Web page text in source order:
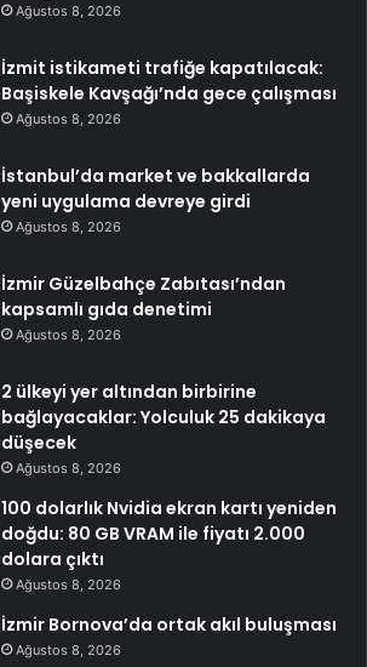
Ağustos 8, 2026
İzmit istikameti trafiğe kapatılacak:
Başiskele Kavşağı’nda gece çalışması
Ağustos 8, 2026
İstanbul’da market ve bakkallarda
yeni uygulama devreye girdi
Ağustos 8, 2026
İzmir Güzelbahçe Zabıtası’ndan
kapsamlı gıda denetimi
Ağustos 8, 2026
2 ülkeyi yer altından birbirine
bağlayacaklar: Yolculuk 25 dakikaya
düşecek
Ağustos 8, 2026
100 dolarlık Nvidia ekran kartı yeniden
doğdu: 80 GB VRAM ile fiyatı 2.000
dolara çıktı
Ağustos 8, 2026
İzmir Bornova’da ortak akıl buluşması
Ağustos 8, 2026